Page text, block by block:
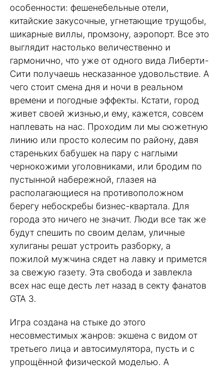
особенности: фешенебельные отели,
китайские закусочные, угнетающие трущобы,
шикарные виллы, промзону, аэропорт. Все это
выглядит настолько величественно и
гармонично, что уже от одного вида Либерти-
Сити получаешь несказанное удовольствие. А
чего стоит смена дня и ночи в реальном
времени и погодные эффекты. Кстати, город
живет своей жизнью,и ему, кажется, совсем
наплевать на нас. Проходим ли мы сюжетную
линию или просто колесим по району, давя
стареньких бабушек на пару с наглыми
чернокожими уголовниками, или бродим по
пустынной набережной, глазея на
располагающиеся на противоположном
берегу небоскребы бизнес-квартала. Для
города это ничего не значит. Люди все так же
будут спешить по своим делам, уличные
хулиганы решат устроить разборку, а
пожилой мужчина сядет на лавку и примется
за свежую газету. Эта свобода и завлекла
всех нас еще десть лет назад в секту фанатов
GTA 3.
Игра создана на стыке до этого
несовместимых жанров: экшена с видом от
третьего лица и автосимулятора, пусть и с
упрощённой физической моделью. А